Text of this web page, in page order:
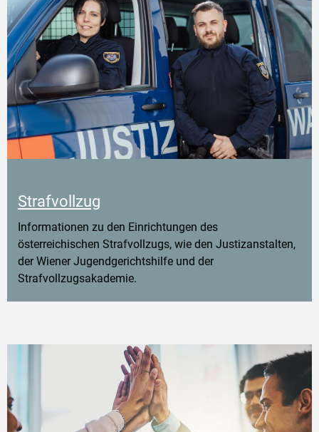
Strafvollzug
Informationen zu den Einrichtungen des
österreichischen Strafvollzugs, wie den Justizanstalten,
der Wiener Jugendgerichtshilfe und der
Strafvollzugsakademie.